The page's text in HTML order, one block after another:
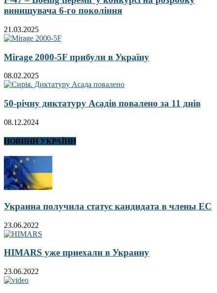
винищувача 6-го покоління
21.03.2025
Mirage 2000-5F прибули в Україну
08.02.2025
50-річну диктатуру Асадів повалено за 11 днів
08.12.2024
НОВИНИ УКРАЇНИ
Украина получила статус кандидата в члены ЕС
23.06.2022
HIMARS уже приехали в Украину
23.06.2022